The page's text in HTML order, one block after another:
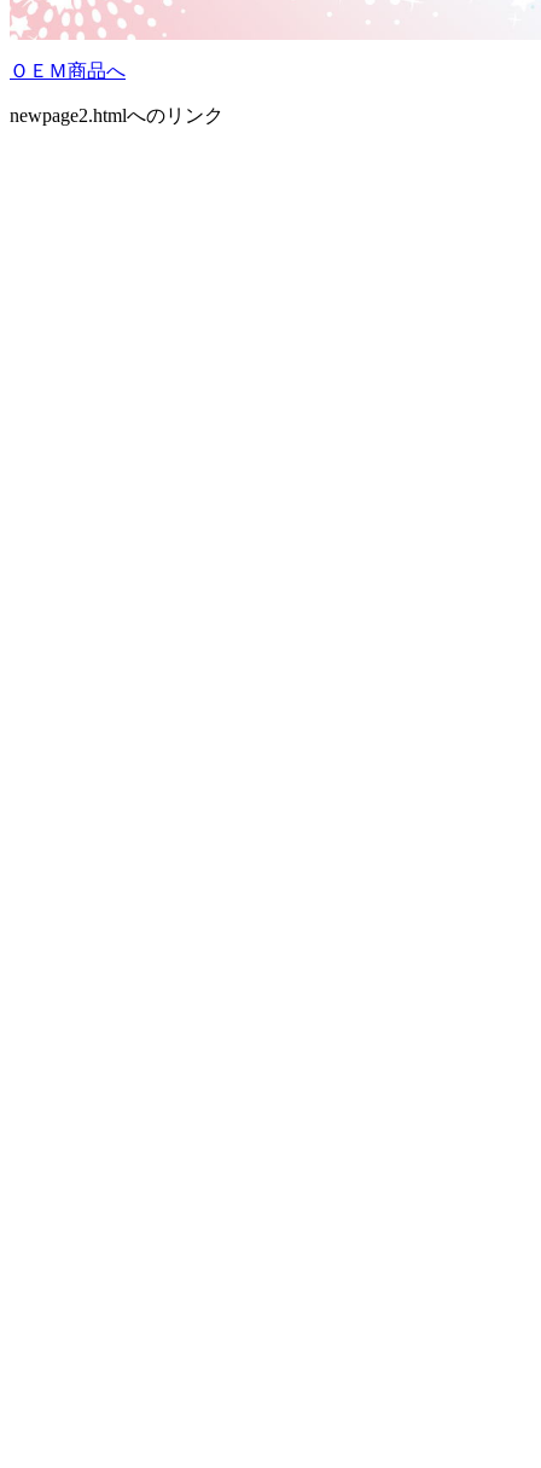
ＯＥＭ商品へ
newpage2.htmlへのリンク